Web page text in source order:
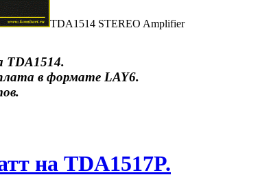
TDA1514 STEREO Amplifier
TDA1514.
в формате LAY6.
на TDA1517P.